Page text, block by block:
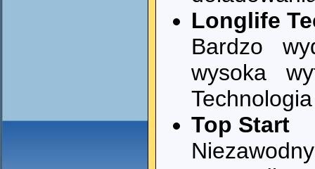
Longlife
Bardzo
wysoka
Top Start